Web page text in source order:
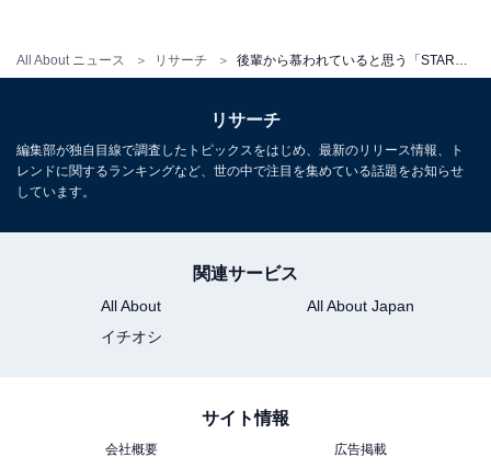
All About ニュース リサーチ 後輩から慕われていると思う「STARTO社所属の40,50代タレント」ランキング！ 2位「木村拓哉」、1位は？
リサーチ
編集部が独自目線で調査したトピックスをはじめ、最新のリリース情報、ト
レンドに関するランキングなど、世の中で注目を集めている話題をお知らせ
しています。
関連サービス
All About
All About Japan
イチオシ
サイト情報
会社概要 広告掲載